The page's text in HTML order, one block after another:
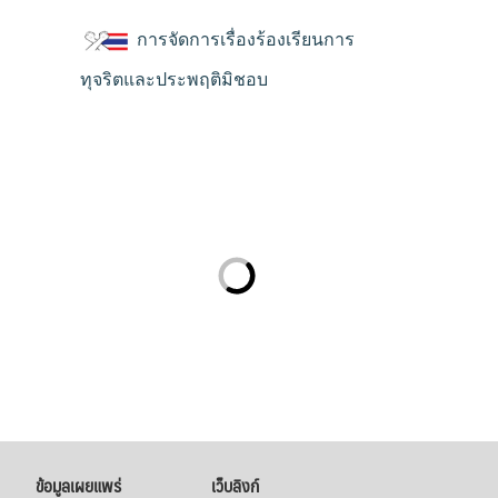
การจัดการเรื่องร้องเรียนการ
ทุจริตและประพฤติมิชอบ
ข้อมูลเผยแพร่ เว็บลิงก์